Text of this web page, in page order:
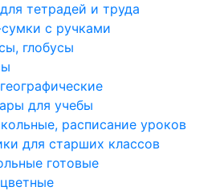
тетрадей и труда
с ручками
глобусы
для учебы
расписание уроков
для старших классов
готовые